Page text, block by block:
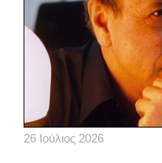
26 Ιούλιος 2026